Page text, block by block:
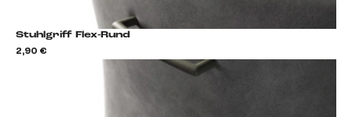
Stuhlgriff Flex-Rund
2,90 €
Stuhlgriff hinzufügen